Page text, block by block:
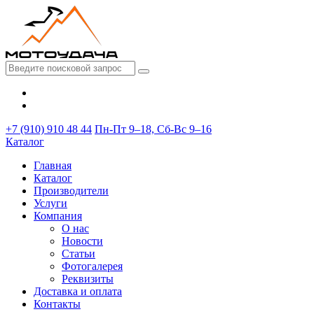
+7 (910) 910 48 44 Пн-Пт 9–18, Сб-Вс 9–16
Каталог
Главная
Каталог
Производители
Услуги
Компания
О нас
Новости
Статьи
Фотогалерея
Реквизиты
Доставка и оплата
Контакты